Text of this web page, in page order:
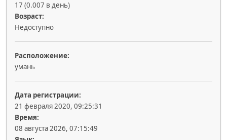
17 (0.007 в день)
Возраст:
Недоступно
Расположение:
умань
Дата регистрации:
21 февраля 2020, 09:25:31
Время:
08 августа 2026, 07:15:49